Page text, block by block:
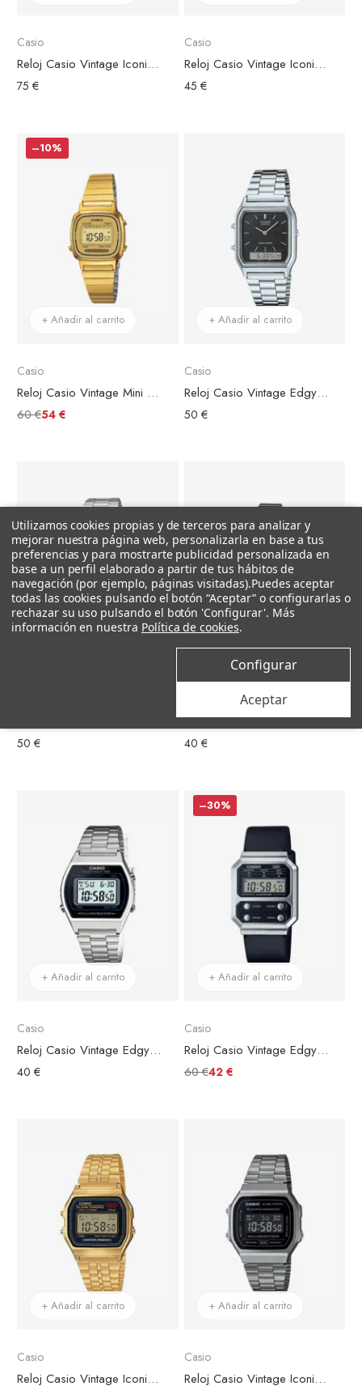
Casio
Reloj Casio Vintage Iconic Acero de Malla Dorado Esfera Dorada
75 €
Casio
Reloj Casio Vintage Iconic Acero Plateado Esfera Negra
45 €
–10%
+ Añadir al carrito
Casio
Reloj Casio Vintage Mini Acero Dorado Esfera Dorada
60 €54 €
+ Añadir al carrito
Casio
Reloj Casio Vintage Edgy Collection
50 €
50 €
+ Añadir al carrito
Reloj Casio Vintage Mini Acero Plateado Esfera Cuadrada Negra
40 €
+ Añadir al carrito
Casio
Reloj Casio Vintage Edgy Acero Plateado Esfera Negra
40 €
–30%
+ Añadir al carrito
Casio
Reloj Casio Vintage Edgy Collection Brazalete Piel Negra
60 €42 €
+ Añadir al carrito
Casio
Reloj Casio Vintage Iconic Acero Dorado Esfera Negra
+ Añadir al carrito
Casio
Reloj Casio Vintage Iconic Acero Gris Esfera Negra
Utilizamos cookies propias y de terceros para analizar y
mejorar nuestra página web, personalizarla en base a tus
preferencias y para mostrarte publicidad personalizada en
base a un perfil elaborado a partir de tus hábitos de
navegación (por ejemplo, páginas visitadas).Puedes aceptar
todas las cookies pulsando el botón “Aceptar” o configurarlas o
rechazar su uso pulsando el botón 'Configurar'. Más
información en nuestra Política de cookies.
Configurar
Aceptar